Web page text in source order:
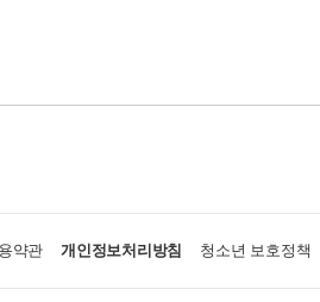
약관 개인정보처리방침 청소년 보호정책